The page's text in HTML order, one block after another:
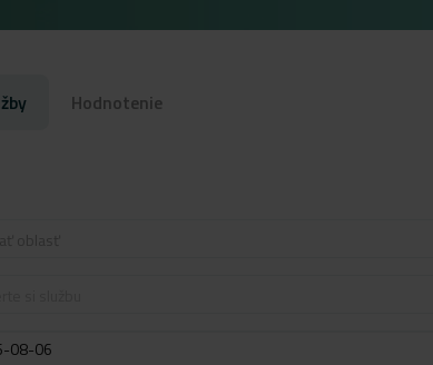
Hodnotenie